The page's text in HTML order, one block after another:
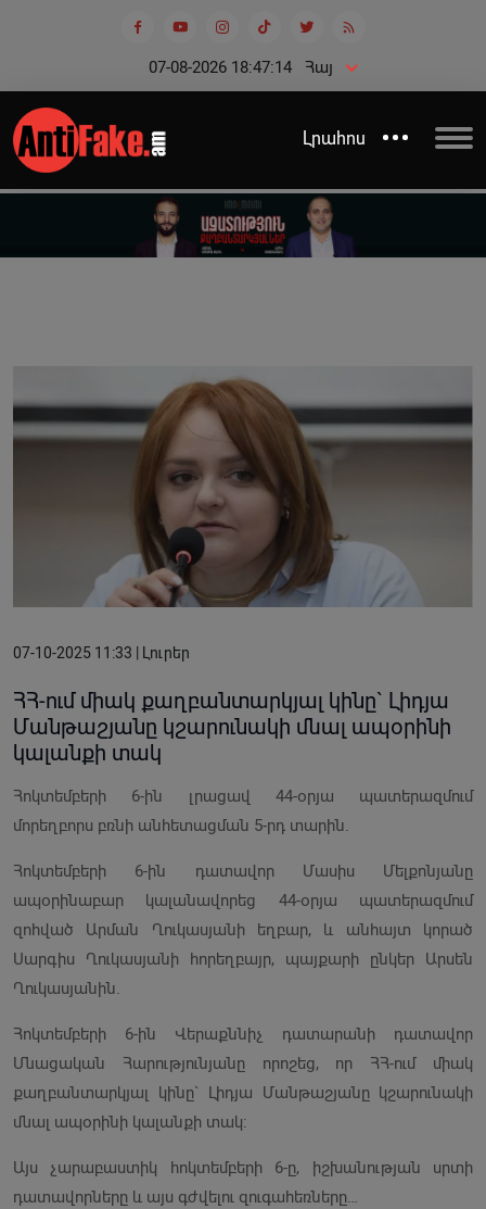
07-08-2026 18:47:15 Հայ
Լրահոս
07-10-2025 11:33 | Լուրեր
ՀՀ-ում միակ քաղբանտարկյալ կինը` Լիդյա
Մանթաշյանը կշարունակի մնալ ապօրինի
կալանքի տակ
Հոկտեմբերի 6-ին լրացավ 44-օրյա պատերազմում
մորեղբորս բռնի անհետացման 5-րդ տարին.
Հոկտեմբերի 6-ին դատավոր Մասիս Մելքոնյանը
ապօրինաբար կալանավորեց 44-օրյա պատերազմում
զոհված Արման Ղուկասյանի եղբար, և անհայտ կորած
Սարգիս Ղուկասյանի հորեղբայր, պայքարի ընկեր Արսեն
Ղուկասյանին.
Հոկտեմբերի 6-ին Վերաքննիչ դատարանի դատավոր
Մնացական Հարությունյանը որոշեց, որ ՀՀ-ում միակ
քաղբանտարկյալ կինը` Լիդյա Մանթաշյանը կշարունակի
մնալ ապօրինի կալանքի տակ:
Այս չարաբաստիկ հոկտեմբերի 6-ը, իշխանության սրտի
դատավորները և այս գժվելու զուգահեռները…